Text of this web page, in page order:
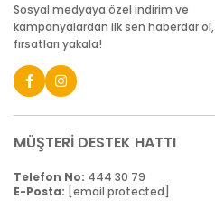
Sosyal medyaya özel indirim ve
kampanyalardan ilk sen haberdar ol,
fırsatları yakala!
MÜŞTERİ DESTEK HATTI
Telefon No: 444 30 79
E-Posta: [email protected]